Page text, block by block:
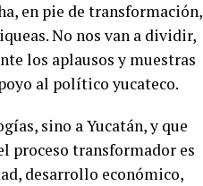
en pie de transformación,
No nos van a dividir,
los aplausos y muestras
al político yucateco.
sino a Yucatán, y que
proceso transformador es
desarrollo económico,